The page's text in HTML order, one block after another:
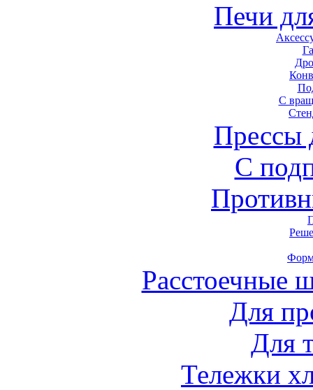
Печи
С
Прессы
С
Расстоечные
Для
Для
Тележки